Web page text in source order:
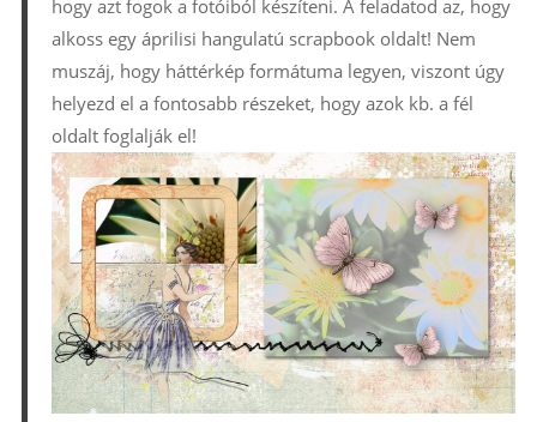
hogy azt fogok a fotóiból készíteni. A feladatod az, hogy
alkoss egy áprilisi hangulatú scrapbook oldalt! Nem
muszáj, hogy háttérkép formátuma legyen, viszont úgy
helyezd el a fontosabb részeket, hogy azok kb. a fél
oldalt foglalják el!